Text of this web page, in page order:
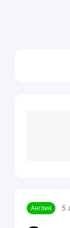
Англия 5